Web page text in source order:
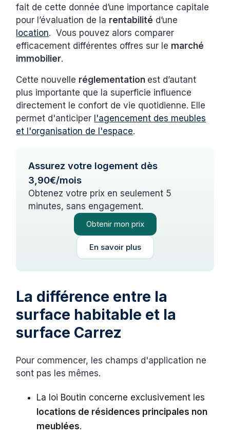
fait de cette donnée d’une importance capitale
pour l’évaluation de la rentabilité d’une
location. Vous pouvez alors comparer
efficacement différentes offres sur le marché
immobilier.
Cette nouvelle réglementation est d’autant
plus importante que la superficie influence
directement le confort de vie quotidienne. Elle
permet d'anticiper l'agencement des meubles
et l'organisation de l'espace.
Assurez votre logement dès
3,90€/mois
Obtenez votre prix en seulement 5
minutes, sans engagement.
Obtenir mon prix
En savoir plus
La différence entre la
surface habitable et la
surface Carrez
Pour commencer, les champs d'application ne
sont pas les mêmes.
La loi Boutin concerne exclusivement les
locations de résidences principales non
meublées.